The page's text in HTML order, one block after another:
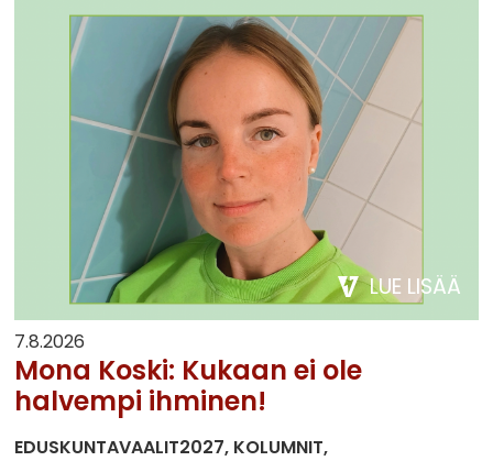
LUE LISÄÄ
7.8.2026
Mona Koski: Kukaan ei ole
halvempi ihminen!
EDUSKUNTAVAALIT2027 KOLUMNIT